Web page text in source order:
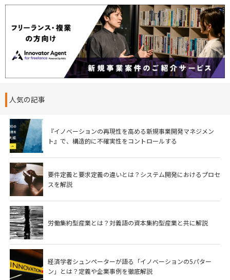
人気の記事
『イノベーションの再現性を高める新規事業開発マネジメン
ト』で、構造的に不確実性をコントロールする
要件定義と要求定義の違いとは？システム開発におけるプロセ
スを解説
労働集約型産業とは？対義語の資本集約型産業と共に解説
経済学者シュンペーターが語る「イノベーションの5パター
ン」とは？定義や企業事例を徹底解説